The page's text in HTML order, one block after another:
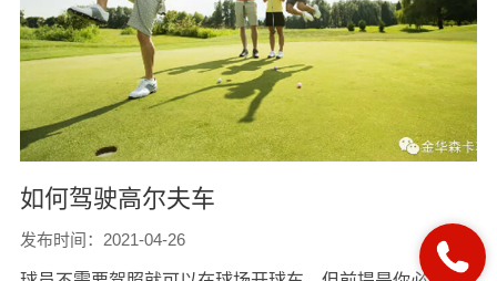
如何驾驶高尔夫车
发布时间：2021-04-26